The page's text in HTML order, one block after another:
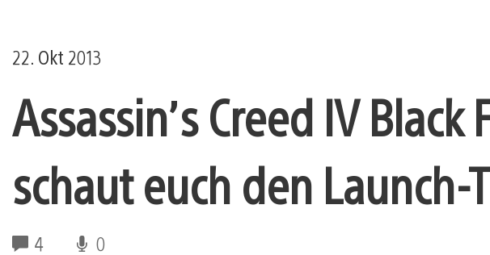
22. Okt 2013
Assassin’s Creed IV
schaut euch den Launch-
4 0